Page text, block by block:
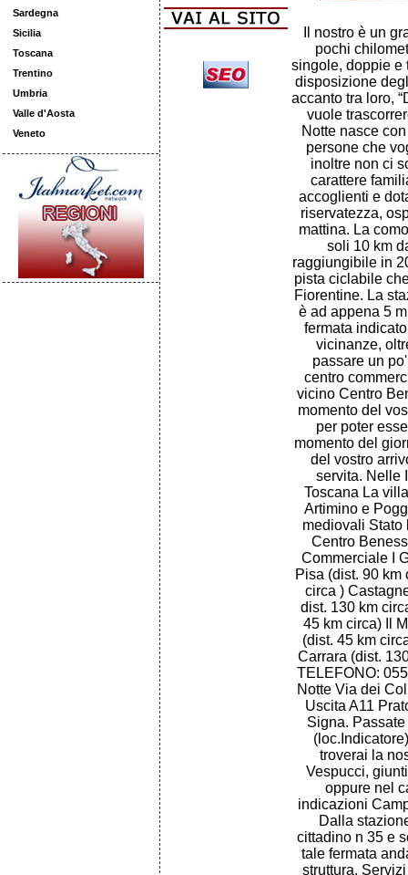
Sardegna
Sicilia
Toscana
Trentino
Umbria
Valle d'Aosta
Veneto
Il nostro è un
pochi
singole, doppie e
disposizione
accanto tra loro,
vuole
Notte nasce
persone che
inoltre non ci
carattere
accoglienti e
riservatezza,
mattina. La
soli 10 km
raggiungibile in
pista ciclabile
Fiorentine. La
è ad appena 5
fermata
vicinanze,
passare un
centro
vicino Centro
momento del
per poter
momento del
del vostro
servita. Nelle
Toscana La
Artimino e
mediovali Stato
Centro
Commerciale I
Pisa (dist. 90 km
circa )
dist. 130 km
45 km circa) Il
(dist. 45 km
Carrara (dist.
TELEFONO:
Notte Via dei
Uscita A11
Signa.
troverai la
Vespucci,
oppure nel
indicazioni
Dalla
cittadino n 35 e
tale fermata
struttura.